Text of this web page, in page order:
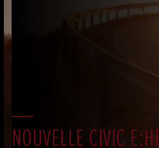
NOUVELLE CIVIC